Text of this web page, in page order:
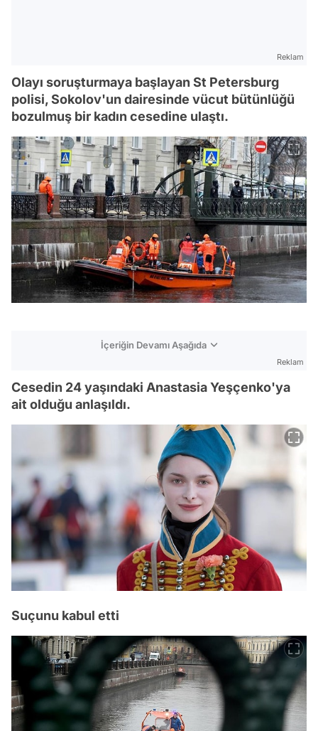
Reklam
Olayı soruşturmaya başlayan St Petersburg
polisi, Sokolov'un dairesinde vücut bütünlüğü
bozulmuş bir kadın cesedine ulaştı.
İçeriğin Devamı Aşağıda
Reklam
Cesedin 24 yaşındaki Anastasia Yeşçenko'ya
ait olduğu anlaşıldı.
Suçunu kabul etti